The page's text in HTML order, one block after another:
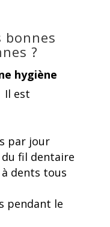
bonnes
?
hygiène
Il est
par jour
fil dentaire
dents tous
pendant le